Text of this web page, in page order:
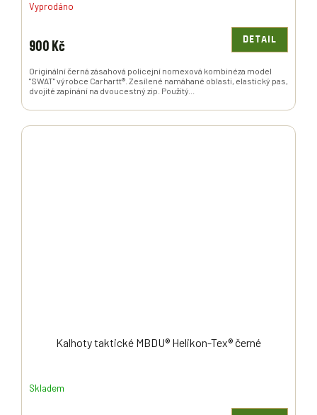
Vyprodáno
900 Kč DETAIL
Originální černá zásahová policejní nomexová kombinéza model
"SWAT" výrobce Carhartt®. Zesílené namáhané oblasti, elastický pas,
dvojité zapínání na dvoucestný zip. Použitý...
Kalhoty taktické MBDU® Helikon-Tex® černé
Skladem